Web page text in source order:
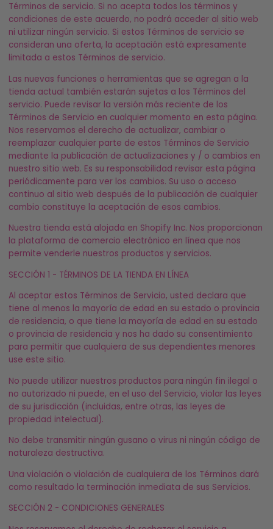
Términos de servicio. Si no acepta todos los términos y
condiciones de este acuerdo, no podrá acceder al sitio web
ni utilizar ningún servicio. Si estos Términos de servicio se
consideran una oferta, la aceptación está expresamente
limitada a estos Términos de servicio.
Las nuevas funciones o herramientas que se agregan a la
tienda actual también estarán sujetas a los Términos del
servicio. Puede revisar la versión más reciente de los
Términos de Servicio en cualquier momento en esta página.
Nos reservamos el derecho de actualizar, cambiar o
reemplazar cualquier parte de estos Términos de Servicio
mediante la publicación de actualizaciones y / o cambios en
nuestro sitio web. Es su responsabilidad revisar esta página
periódicamente para ver los cambios. Su uso o acceso
continuo al sitio web después de la publicación de cualquier
cambio constituye la aceptación de esos cambios.
Nuestra tienda está alojada en Shopify Inc. Nos proporcionan
la plataforma de comercio electrónico en línea que nos
permite venderle nuestros productos y servicios.
SECCIÓN 1 - TÉRMINOS DE LA TIENDA EN LÍNEA
Al aceptar estos Términos de Servicio, usted declara que
tiene al menos la mayoría de edad en su estado o provincia
de residencia, o que tiene la mayoría de edad en su estado
o provincia de residencia y nos ha dado su consentimiento
para permitir que cualquiera de sus dependientes menores
use este sitio.
No puede utilizar nuestros productos para ningún fin ilegal o
no autorizado ni puede, en el uso del Servicio, violar las leyes
de su jurisdicción (incluidas, entre otras, las leyes de
propiedad intelectual).
No debe transmitir ningún gusano o virus ni ningún código de
naturaleza destructiva.
Una violación o violación de cualquiera de los Términos dará
como resultado la terminación inmediata de sus Servicios.
SECCIÓN 2 - CONDICIONES GENERALES